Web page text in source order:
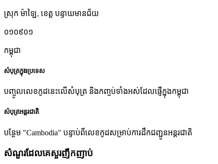
ស្រុក ម៉ាឡៃ, ខេត្ត បន្ទាយមានជ័យ
០១០៩០១
កម្ពុជា
សំបុត្រក្នុងប្រទេស
បញ្ចូលលេខកូដនេះលើសំបុត្រ និងកញ្ចប់ទាំងអស់ដែលផ្ញើក្នុងកម្ពុជា
សំបុត្រអន្តរជាតិ
បន្ថែម "Cambodia" បន្ទាប់ពីលេខកូដសម្រាប់ការដឹកជញ្ជូនអន្តរជាតិ
សំណួរដែលគេសួរញឹកញាប់